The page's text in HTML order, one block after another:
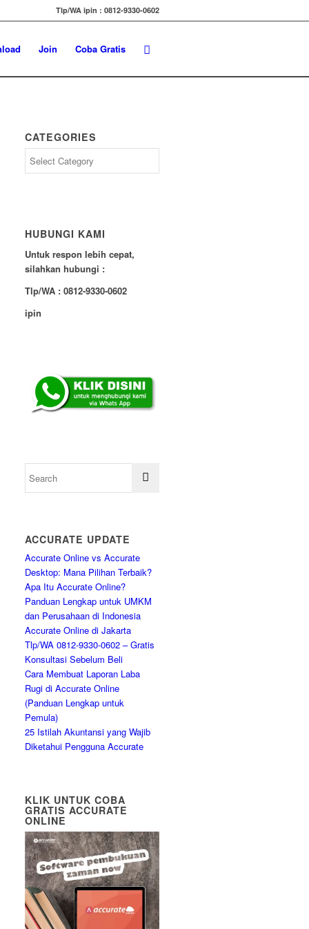
Tlp/WA ipin : 0812-9330-0602
Join Coba Gratis
CATEGORIES
HUBUNGI KAMI
Untuk respon lebih cepat,
silahkan hubungi :
Tlp/WA : 0812-9330-0602
ipin
ACCURATE UPDATE
Accurate Online vs Accurate
Desktop: Mana Pilihan Terbaik?
Apa Itu Accurate Online?
Panduan Lengkap untuk UMKM
dan Perusahaan di Indonesia
Accurate Online di Jakarta
Tlp/WA 0812-9330-0602 – Gratis
Konsultasi Sebelum Beli
Cara Membuat Laporan Laba
Rugi di Accurate Online
(Panduan Lengkap untuk
Pemula)
25 Istilah Akuntansi yang Wajib
Diketahui Pengguna Accurate
KLIK UNTUK COBA
GRATIS ACCURATE
ONLINE